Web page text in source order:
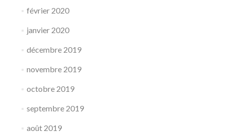
février 2020
janvier 2020
décembre 2019
novembre 2019
octobre 2019
septembre 2019
août 2019